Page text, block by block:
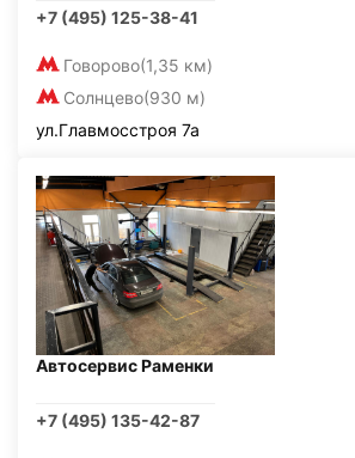
+7 (495) 125-38-41
Говорово(1,35 км)
Солнцево(930 м)
ул.Главмосстроя 7а
Автосервис Раменки
+7 (495) 135-42-87